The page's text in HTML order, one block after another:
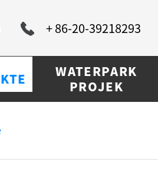
+ 86-20-39218293
WATERPARK
PROJEK